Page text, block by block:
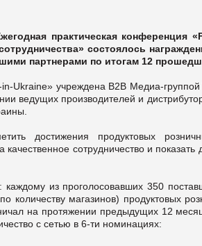
практическая конференция
состоялось
партнерами по итогам 12
Ukraine» учреждена В2В Медиа-
ведущих производителей и
достижения продуктовых
сотрудничество и
каждому из проголосовавших 350
количеству магазинов) продуктовых
на протяжении предыдущих 12
с сетью в 6-ти номинациях: